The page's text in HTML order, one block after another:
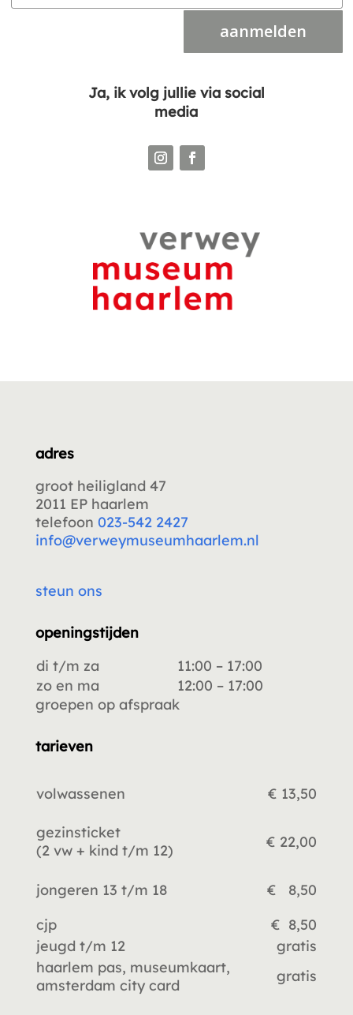
aanmelden
Ja, ik volg jullie via social
media
adres
groot heiligland 47
2011 EP haarlem
telefoon 023-542 2427
info@verweymuseumhaarlem.nl
steun ons
openingstijden
di t/m za
11:00 – 17:00
zo en ma
12:00 – 17:00
groepen op afspraak
tarieven
volwassenen € 13,50
gezinsticket
(2 vw + kind t/m 12) € 22,00
jongeren 13 t/m 18
€ 8,50
cjp
€ 8,50
jeugd t/m 12
gratis
haarlem pas, museumkaart,
amsterdam city card
gratis